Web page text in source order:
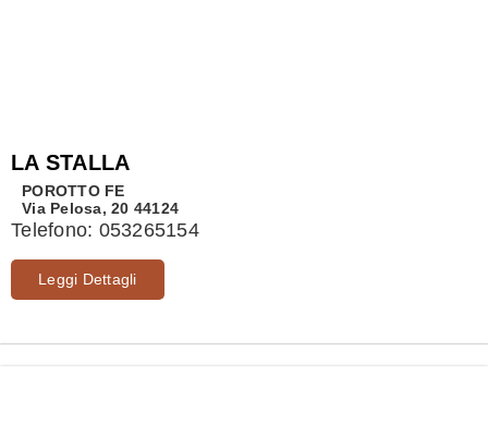
LA STALLA
POROTTO FE
Via Pelosa, 20 44124
Telefono: 053265154
Leggi Dettagli